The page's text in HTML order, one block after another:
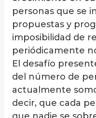
personas que se
propuestas y
imposibilidad de
periódicamente
El desafío
del número de
actualmente
decir, que cada